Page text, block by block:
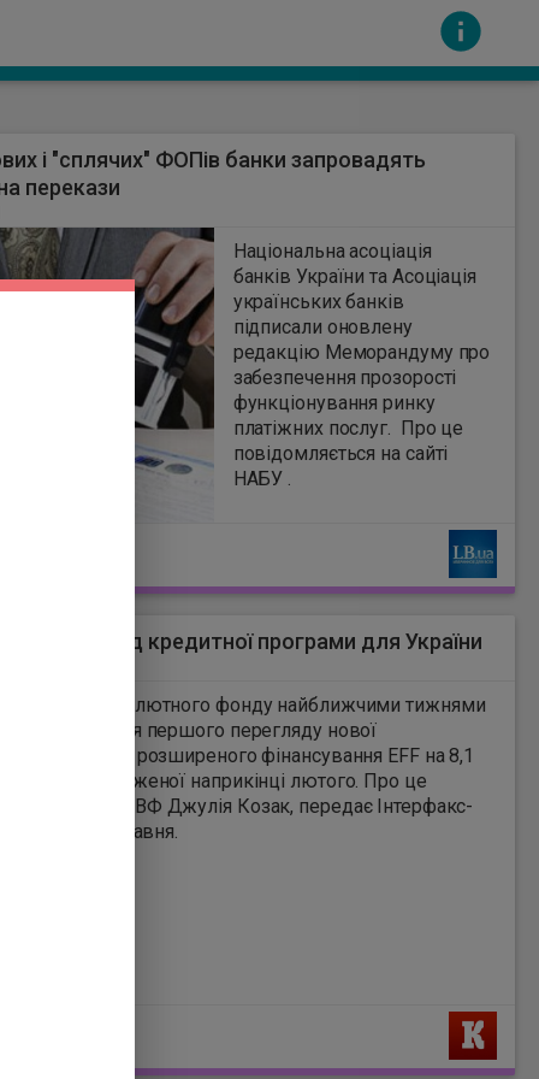
за вміст інших сайтів. Всі авторскі права
і "сплячих" ФОПів банки запровадять
перекази
Національна асоціація
банків України та Асоціація
українських банків
підписали оновлену
редакцію Меморандуму про
забезпечення прозорості
функціонування ринку
платіжних послуг. Про це
повідомляється на сайті
НАБУ .
перегляд кредитної програми для України
валютного фонду найближчими тижнями
до України для першого перегляду нової
програми розширеного фінансування EFF на 8,1
затвердженої наприкінці лютого. Про це
речниця МВФ Джулія Козак, передає Інтерфакс-
в четвер, 14 травня.